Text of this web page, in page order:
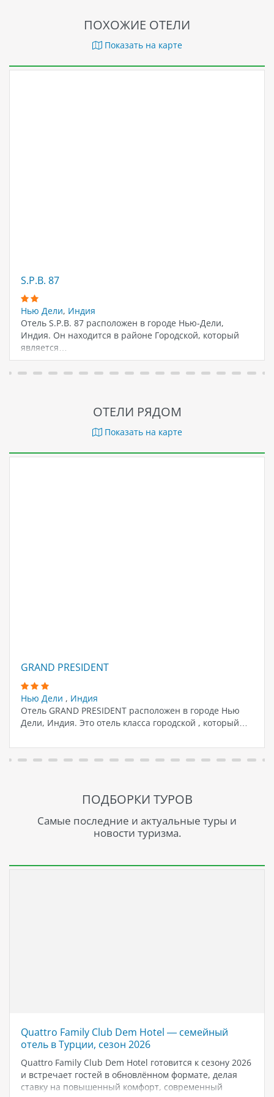
ПОХОЖИЕ ОТЕЛИ
Показать на карте
S.P.B. 87
Нью Дели, Индия
Отель S.P.B. 87 расположен в городе Нью-Дели,
Индия. Он находится в районе Городской, который
является…
ОТЕЛИ РЯДОМ
Показать на карте
GRAND PRESIDENT
Нью Дели , Индия
Отель GRAND PRESIDENT расположен в городе Нью
Дели, Индия. Это отель класса городской , который…
ПОДБОРКИ ТУРОВ
Самые последние и актуальные туры и
новости туризма.
Quattro Family Club Dem Hotel — семейный
отель в Турции, сезон 2026
Quattro Family Club Dem Hotel готовится к сезону 2026
и встречает гостей в обновлённом формате, делая
ставку на повышенный комфорт, современный